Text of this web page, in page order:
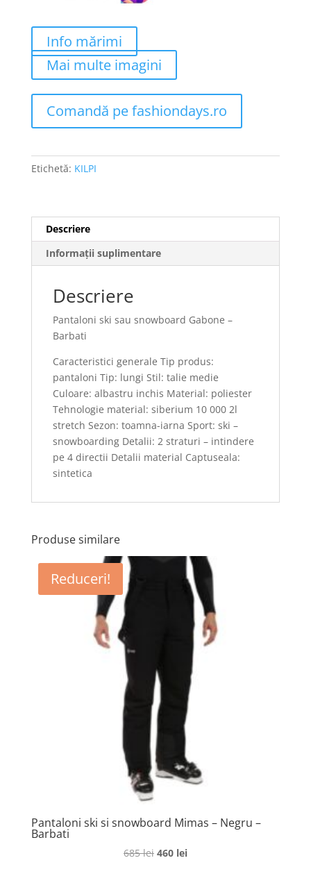
Info mărimi
Mai multe imagini
Comandă pe fashiondays.ro
Etichetă: KILPI
Descriere
Informații suplimentare
Descriere
Pantaloni ski sau snowboard Gabone –
Barbati
Caracteristici generale Tip produs:
pantaloni Tip: lungi Stil: talie medie
Culoare: albastru inchis Material: poliester
Tehnologie material: siberium 10 000 2l
stretch Sezon: toamna-iarna Sport: ski –
snowboarding Detalii: 2 straturi – intindere
pe 4 directii Detalii material Captuseala:
sintetica
Produse similare
Reduceri!
Pantaloni ski si snowboard Mimas – Negru –
Barbati
685lei Prețul
460 leiPrețul